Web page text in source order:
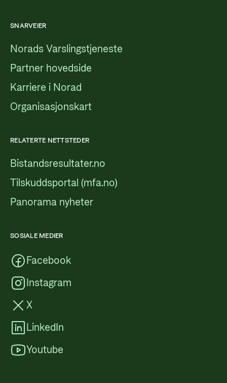
SNARVEIER
Norads Varslingstjeneste
Partner hovedside
Karriere i Norad
Organisasjonskart
RELATERTE NETTSTEDER
Bistandsresultater.no
Tilskuddsportal (mfa.no)
Panorama nyheter
SOSIALE MEDIER
Facebook
Instagram
X
LinkedIn
Youtube